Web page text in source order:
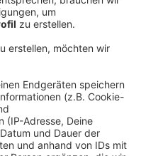
Seen.
Mehrheit
Aufruf – mit